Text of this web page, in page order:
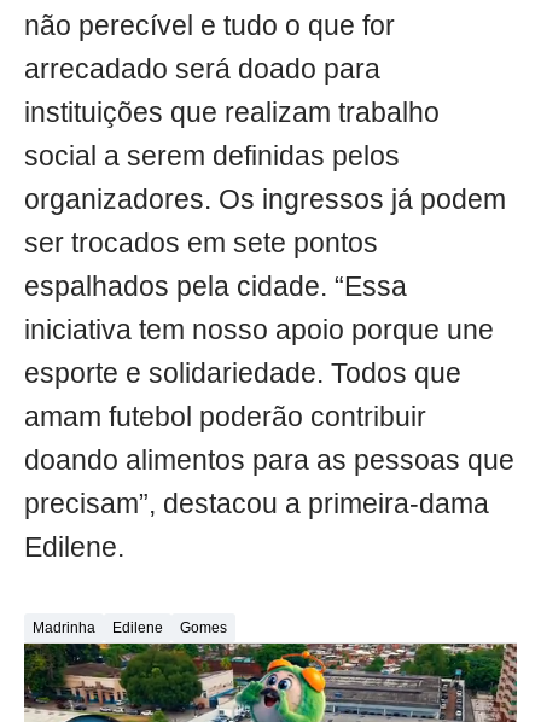
não perecível e tudo o que for
arrecadado será doado para
instituições que realizam trabalho
social a serem definidas pelos
organizadores. Os ingressos já podem
ser trocados em sete pontos
espalhados pela cidade. “Essa
iniciativa tem nosso apoio porque une
esporte e solidariedade. Todos que
amam futebol poderão contribuir
doando alimentos para as pessoas que
precisam”, destacou a primeira-dama
Edilene.
Madrinha Edilene Gomes